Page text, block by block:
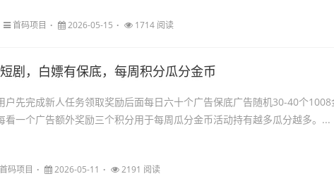
首码项目 2026-05-15 1714 阅读
剧，白嫖有保底，每周积分瓜分金币
户先完成新人任务领取奖励后面每日六十个广告保底广告随机30-40个1008
看一个广告额外奖励三个积分用于每周瓜分金币活动持有越多瓜分越多。...
首码项目 2026-05-11 2191 阅读